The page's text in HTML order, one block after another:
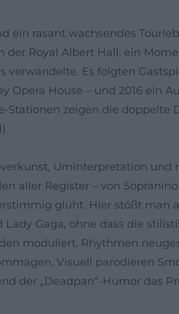
ein rasant wachsendes
Royal Albert Hall, ein
Es folgten
Opera House – und 2016 ein
Stationen zeigen die doppelte
Uminterpretation und
aller Register – von
glüht. Hier stößt man
Gaga, ohne dass die
moduliert, Rhythmen
Visuell parodieren
der „Deadpan“-Humor das